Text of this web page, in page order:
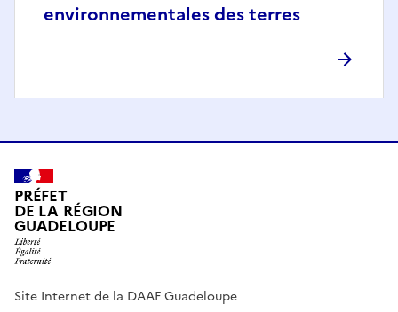
environnementales des terres
PRÉFET
DE LA RÉGION
GUADELOUPE
Site Internet de la DAAF Guadeloupe